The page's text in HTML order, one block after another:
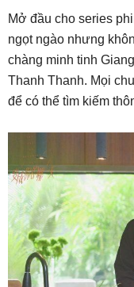
Mở đầu cho series
ngọt ngào nhưng
chàng minh tinh
Thanh Thanh. Mọi
để có thể tìm kiếm